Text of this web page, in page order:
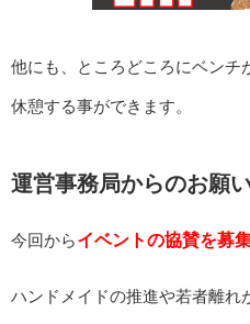
他にも、ところどころにベンチ
休憩する事ができます。
運営事務局からのお願
今回からイベントの協賛を募
ハンドメイドの推進や若者離れ